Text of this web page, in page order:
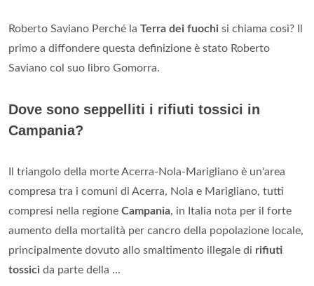
Roberto Saviano Perché la Terra dei fuochi si chiama così? Il
primo a diffondere questa definizione è stato Roberto
Saviano col suo libro Gomorra.
Dove sono seppelliti i rifiuti tossici in
Campania?
Il triangolo della morte Acerra-Nola-Marigliano è un'area
compresa tra i comuni di Acerra, Nola e Marigliano, tutti
compresi nella regione Campania, in Italia nota per il forte
aumento della mortalità per cancro della popolazione locale,
principalmente dovuto allo smaltimento illegale di rifiuti
tossici da parte della ...